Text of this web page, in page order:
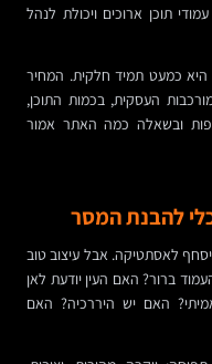
תוכן ארוכים ויכולת לנהל
כמעט תמיד חלקית. המחיר
העסקית, בכמות התוכן,
ובשאלה כמה האתר אמור
להבנת המסר
לאסתטיקה. אבל עיצוב טוב
ברור? האם העין יודעת לאן
האם יש היררכיה? האם